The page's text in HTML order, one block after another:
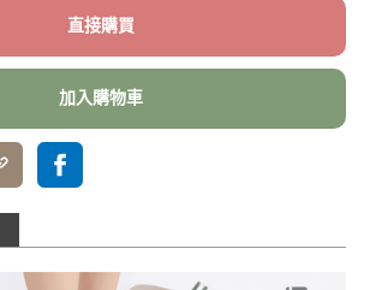
直接購買
加入購物車